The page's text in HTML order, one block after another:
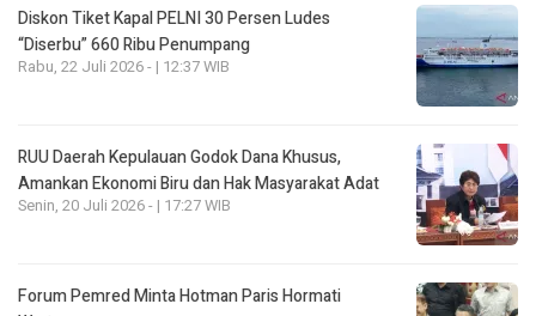
Diskon Tiket Kapal PELNI 30 Persen Ludes
“Diserbu” 660 Ribu Penumpang
Rabu, 22 Juli 2026 - | 12:37 WIB
RUU Daerah Kepulauan Godok Dana Khusus,
Amankan Ekonomi Biru dan Hak Masyarakat Adat
Senin, 20 Juli 2026 - | 17:27 WIB
Forum Pemred Minta Hotman Paris Hormati